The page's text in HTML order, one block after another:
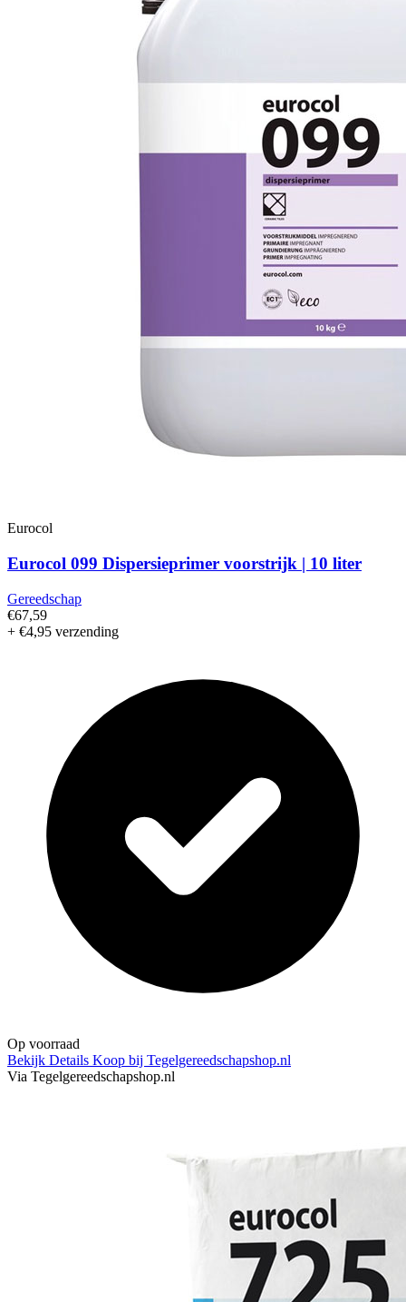
Eurocol
Eurocol 099 Dispersieprimer voorstrijk | 10 liter
Gereedschap
€67,59
+ €4,95 verzending
Op voorraad
Bekijk Details Koop bij Tegelgereedschapshop.nl
Via Tegelgereedschapshop.nl